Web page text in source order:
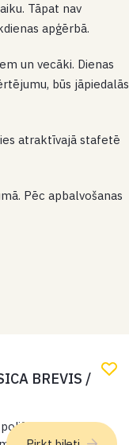
Tāpat nav
apģērbā.
un vecāki. Dienas
būs jāpiedalās
atraktīvajā stafetē
Pēc apbalvošanas
BREVIS /
(19. gs.)